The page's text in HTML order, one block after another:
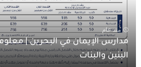
منذ عام
مدارس الإيمان في البحرين |
البنين والبنات